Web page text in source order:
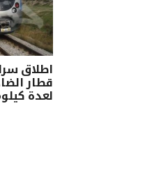
اطلاق
قطار
لعدة